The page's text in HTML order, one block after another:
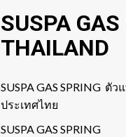
SUSPA
THAILAND
SUSPA GAS SPRING ตั
ประเทศไทย
SUSPA GAS SPRING